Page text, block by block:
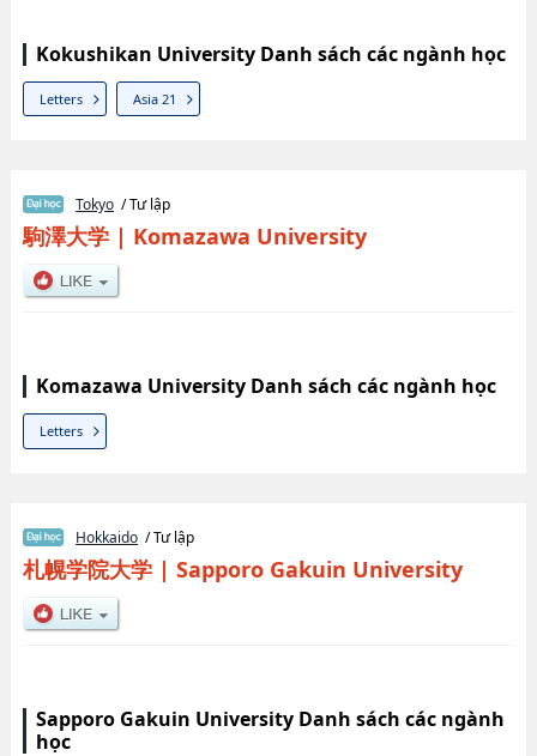
Kokushikan University Danh sách các ngành học
Letters Asia 21
Tokyo / Tư lập
駒澤大学| Komazawa University
Komazawa University Danh sách các ngành học
Letters
Hokkaido / Tư lập
札幌学院大学| Sapporo Gakuin University
Sapporo Gakuin University Danh sách các ngành
học